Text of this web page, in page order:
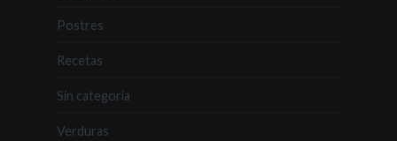
Postres
Recetas
Sin categoría
Verduras